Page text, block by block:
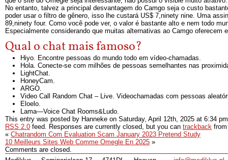
No entanto, talvez a principal desvantagem do Camgo seja o custo
poder usar o filtro de gênero, isso lhe custará US$ 7,ninety nine. Uma
89,ninety four. Como você pode ver, o valor é bastante alto e nem todo
Especialmente considerando que muitas alternativas ao Camgo oferecem
Qual o chat mais famoso?
Hiyo. Encontre pessoas do mundo todo em vídeo-chamadas.
Hola. Conecte-se com milhões de pessoas semelhantes nas
LightChat.
HoneyCam.
ARGO.
Video Call Random Chat – Live. Videochamadas com pessoas
Eloelo.
Lama—Voice Chat Rooms&Ludo.
This entry was posted by Hanneke on Saturday, April 12th, 2025 at 6:34 pm
RSS 2.0 feed. Responses are currently closed, but you can trackback
« Chatrandom Com Evaluation Scam January 2023 Pretend Study
10 Meilleurs Sites Web Comme Omegle En 2025 »
Comments are closed.